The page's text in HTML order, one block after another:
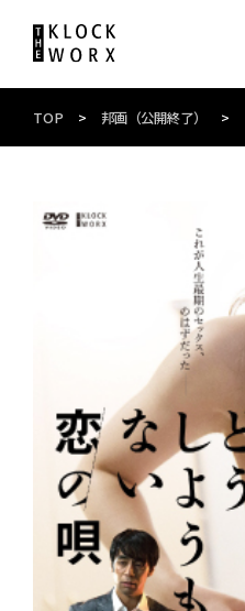
TOP > 邦画（公開終了） >